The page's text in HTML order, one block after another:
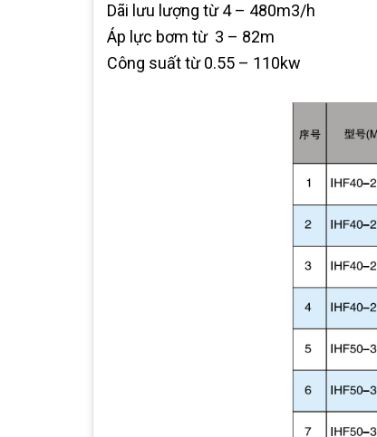
Dãi lưu lượng từ 4 – 480m3/h
Áp lực bơm từ 3 – 82m
Công suất từ 0.55 – 110kw